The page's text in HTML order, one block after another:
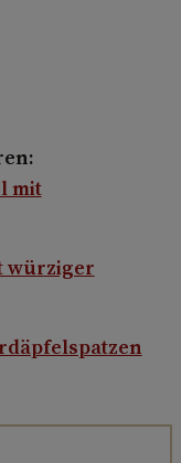
mit
würziger